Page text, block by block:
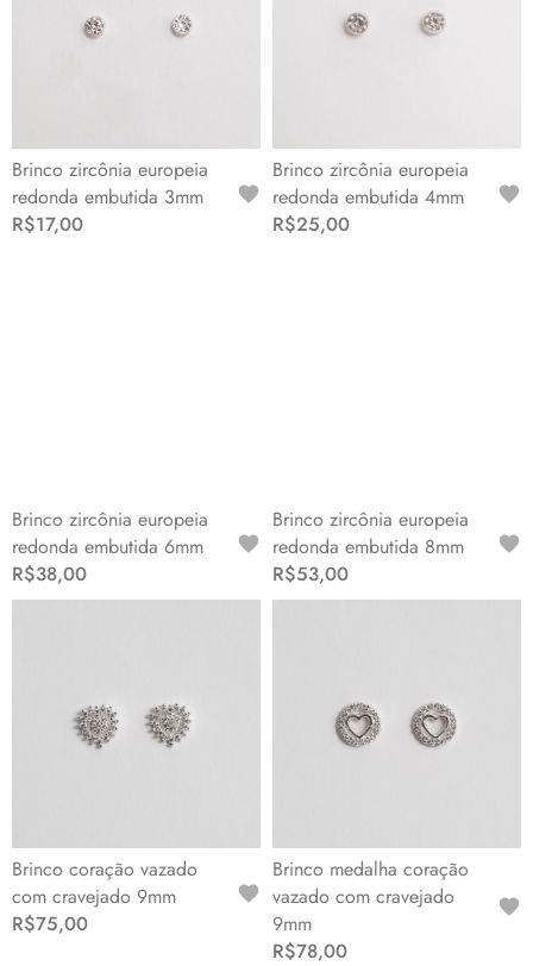
Brinco zircônia europeia
redonda embutida 3mm
R$17,00
Brinco zircônia europeia
redonda embutida 4mm
R$25,00
Brinco zircônia europeia
redonda embutida 6mm
R$38,00
Brinco zircônia europeia
redonda embutida 8mm
R$53,00
Brinco coração vazado
com cravejado 9mm
R$75,00
Brinco medalha coração
vazado com cravejado
9mm
R$78,00